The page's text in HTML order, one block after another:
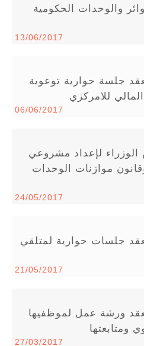
والوحدات الحكومية
13/06/2017
جلسة حوارية توعوية
للامركزي
06/06/2017
لإعداد مشروعي
موازنات الوحدات
24/05/2017
جلسات حوارية لمتلقي
21/05/2017
تعقد ورشة عمل لموظفيها
ومتابعتها
27/03/2017